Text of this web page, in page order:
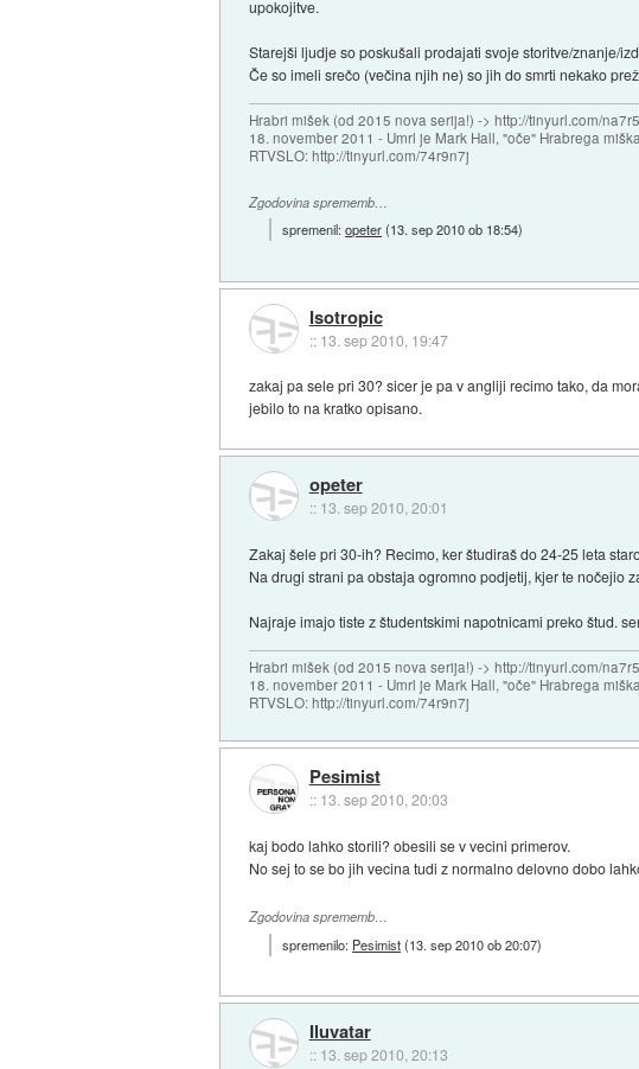
upokojitve.
Starejši ljudje so poskušali prodajati svoje storitve/znanje/
Če so imeli srečo (večina njih ne) so jih do smrti nekako
Hrabri mišek (od 2015 nova serija!) -> http://tinyurl.com/
18. november 2011 - Umrl je Mark Hall, "oče" Hrabrega miška
RTVSLO: http://tinyurl.com/74r9n7j
Zgodovina sprememb…
spremenil:opeter(13. sep 2010 ob 18:54)
Isotropic
:: 13. sep 2010, 19:47
zakaj pa sele pri 30? sicer je pa v angliji recimo tako, da
jebilo to na kratko opisano.
opeter
:: 13. sep 2010, 20:01
Zakaj šele pri 30-ih? Recimo, ker študiraš do 24-25 leta
Na drugi strani pa obstaja ogromno podjetij, kjer te nočejio
Najraje imajo tiste z študentskimi napotnicami preko štud.
Hrabri mišek (od 2015 nova serija!) -> http://tinyurl.com/
18. november 2011 - Umrl je Mark Hall, "oče" Hrabrega miška
RTVSLO: http://tinyurl.com/74r9n7j
Pesimist
:: 13. sep 2010, 20:03
kaj bodo lahko storili? obesili se v vecini primerov.
No sej to se bo jih vecina tudi z normalno delovno dobo
Zgodovina sprememb…
spremenilo: Pesimist(13. sep 2010 ob 20:07)
Iluvatar
:: 13. sep 2010, 20:13